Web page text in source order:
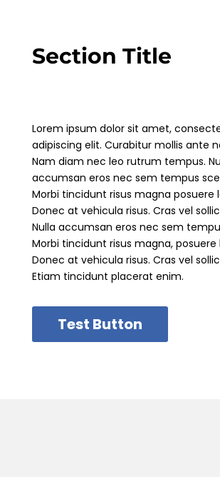
Section Title
Lorem ipsum dolor sit amet,
adipiscing elit. Curabitur mollis ante
Nam diam nec leo rutrum tempus.
accumsan eros nec sem tempus
Morbi tincidunt risus magna posuere
Donec at vehicula risus. Cras vel
Nulla accumsan eros nec sem
Morbi tincidunt risus magna, posuere
Donec at vehicula risus. Cras vel
Etiam tincidunt placerat enim.
Test Button